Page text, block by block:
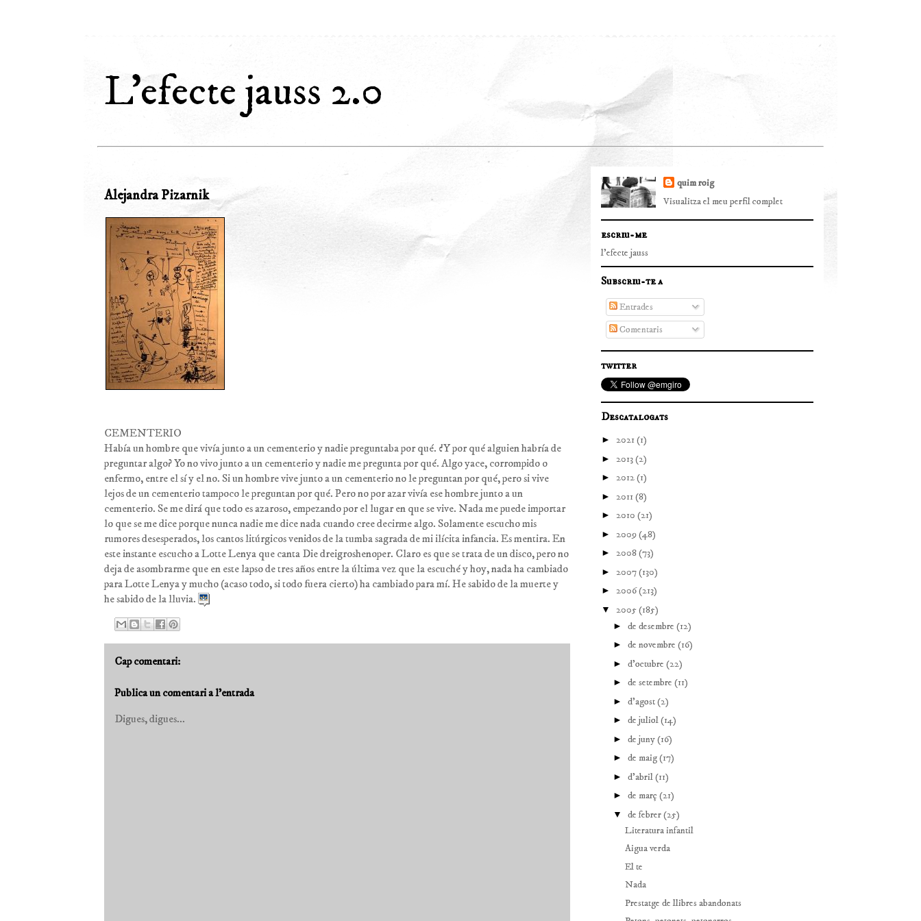
L'efecte jauss 2.0
Alejandra Pizarnik
CEMENTERIO
Había un hombre que vivía junto a un cementerio y nadie preguntaba por qué. ¿Y por qué alguien habría de
preguntar algo? Yo no vivo junto a un cementerio y nadie me pregunta por qué. Algo yace, corrompido o
enfermo, entre el sí y el no. Si un hombre vive junto a un cementerio no le preguntan por qué, pero si vive
lejos de un cementerio tampoco le preguntan por qué. Pero no por azar vivía ese hombre junto a un
cementerio. Se me dirá que todo es azaroso, empezando por el lugar en que se vive. Nada me puede importar
lo que se me dice porque nunca nadie me dice nada cuando cree decirme algo. Solamente escucho mis
rumores desesperados, los cantos litúrgicos venidos de la tumba sagrada de mi ilícita infancia. Es mentira. En
este instante escucho a Lotte Lenya que canta Die dreigroshenoper. Claro es que se trata de un disco, pero no
deja de asombrarme que en este lapso de tres años entre la última vez que la escuché y hoy, nada ha cambiado
para Lotte Lenya y mucho (acaso todo, si todo fuera cierto) ha cambiado para mí. He sabido de la muerte y
he sabido de la lluvia.
Cap comentari:
Publica un comentari a l'entrada
Digues, digues...
quim roig
Visualitza el meu perfil complet
escriu-me
l'efecte jauss
Subscriu-te a
Entrades
Comentaris
twitter
Descatalogats
► 2021(1)
► 2013(2)
► 2012(1)
► 2011(8)
► 2010 (21)
► 2009(48)
► 2008(73)
► 2007(130)
► 2006(213)
▼ 2005(185)
► de desembre (12)
► de novembre (16)
► d’octubre (22)
► de setembre (11)
► d’agost(2)
► de juliol(14)
► de juny(16)
► de maig(17)
► d’abril(11)
► de març (21)
▼ de febrer(25)
Literatura infantil
Aigua verda
El te
Nada
Prestatge de llibres abandonats